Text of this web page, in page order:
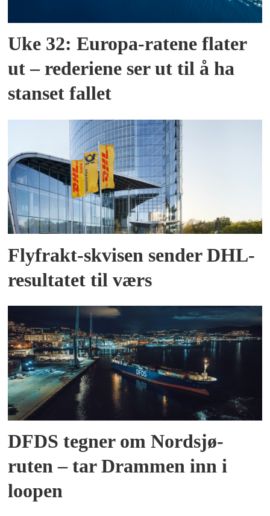
Uke 32: Europa-ratene flater
ut – rederiene ser ut til å ha
stanset fallet
Flyfrakt-skvisen sender DHL-
resultatet til værs
DFDS tegner om Nordsjø-
ruten – tar Drammen inn i
loopen